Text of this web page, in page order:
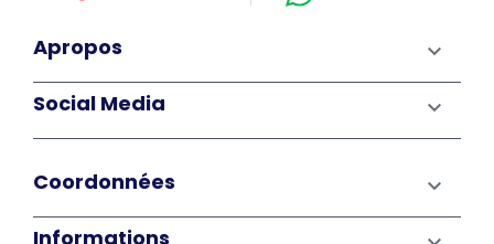
Apropos 
Social Media 
Coordonnées 
Informations